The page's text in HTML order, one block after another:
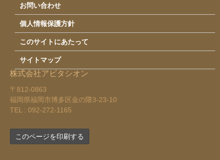
お問い合わせ
個人情報保護方針
このサイトにあたって
サイトマップ
株式会社アビタシオン
〒812-0863
福岡県福岡市博多区金の隈3-23-10
TEL : 092-272-1165
このページを印刷する